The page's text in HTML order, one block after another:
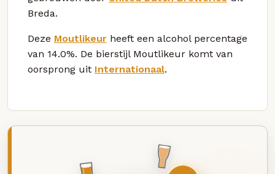
Breda.
Deze Moutlikeur heeft een alcohol percentage
van 14.0%. De bierstijl Moutlikeur komt van
oorsprong uit Internationaal.